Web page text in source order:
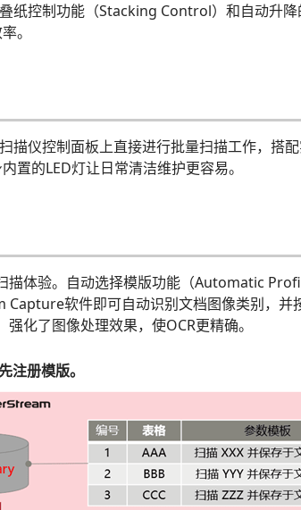
纸控制功能（Stacking Control）和自动升
。
仪控制面板上直接进行批量扫描工作，搭配
置的LED灯让日常清洁维护更容易。
体验。自动选择模版功能（Automatic
软件即可自动识别文档图像类别，并
化了图像处理效果，使OCR更精确。
注册模版。